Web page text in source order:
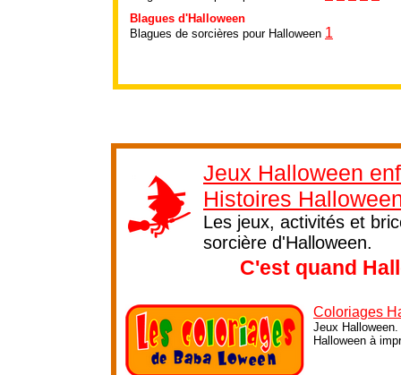
Blagues d'Halloween
Blagues de sorcières pour Halloween 1
Jeux Halloween
Histoires
Les jeux, activités et
sorcière d'Halloween.
C'est quand
Coloriages
Jeux
Halloween à